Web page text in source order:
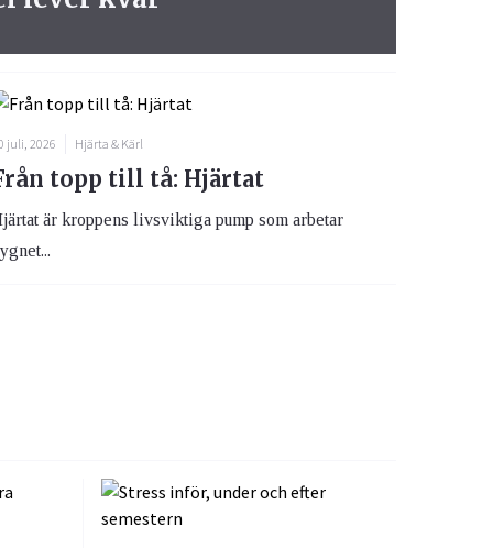
juli, 2026 Hjärta & Kärl
topp till tå: Hjärtat
är kroppens livsviktiga pump som arbetar